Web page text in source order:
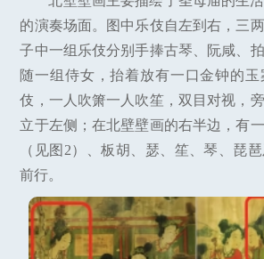
的演奏场面。图中乐伎自左到右，三
子中一组乐伎分别手捧古琴、阮咸、
随一组侍女，抬着放有一口金钟的
伎，一人吹箫一人吹笙，双目对视，
立于左侧；在北壁壁画的右半边，有
（见图2）、板胡、瑟、笙、琴、琵
前行。